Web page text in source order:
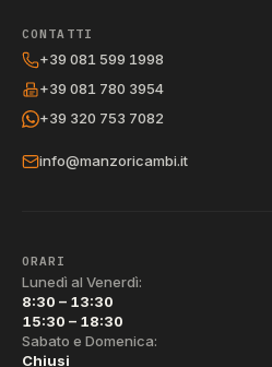
CONTATTI
+39 081 599 1998
+39 081 780 3954
+39 320 753 7082
info@manzoricambi.it
ORARI
Lunedì al Venerdì:
8:30 – 13:30
15:30 – 18:30
Sabato e Domenica:
Chiusi